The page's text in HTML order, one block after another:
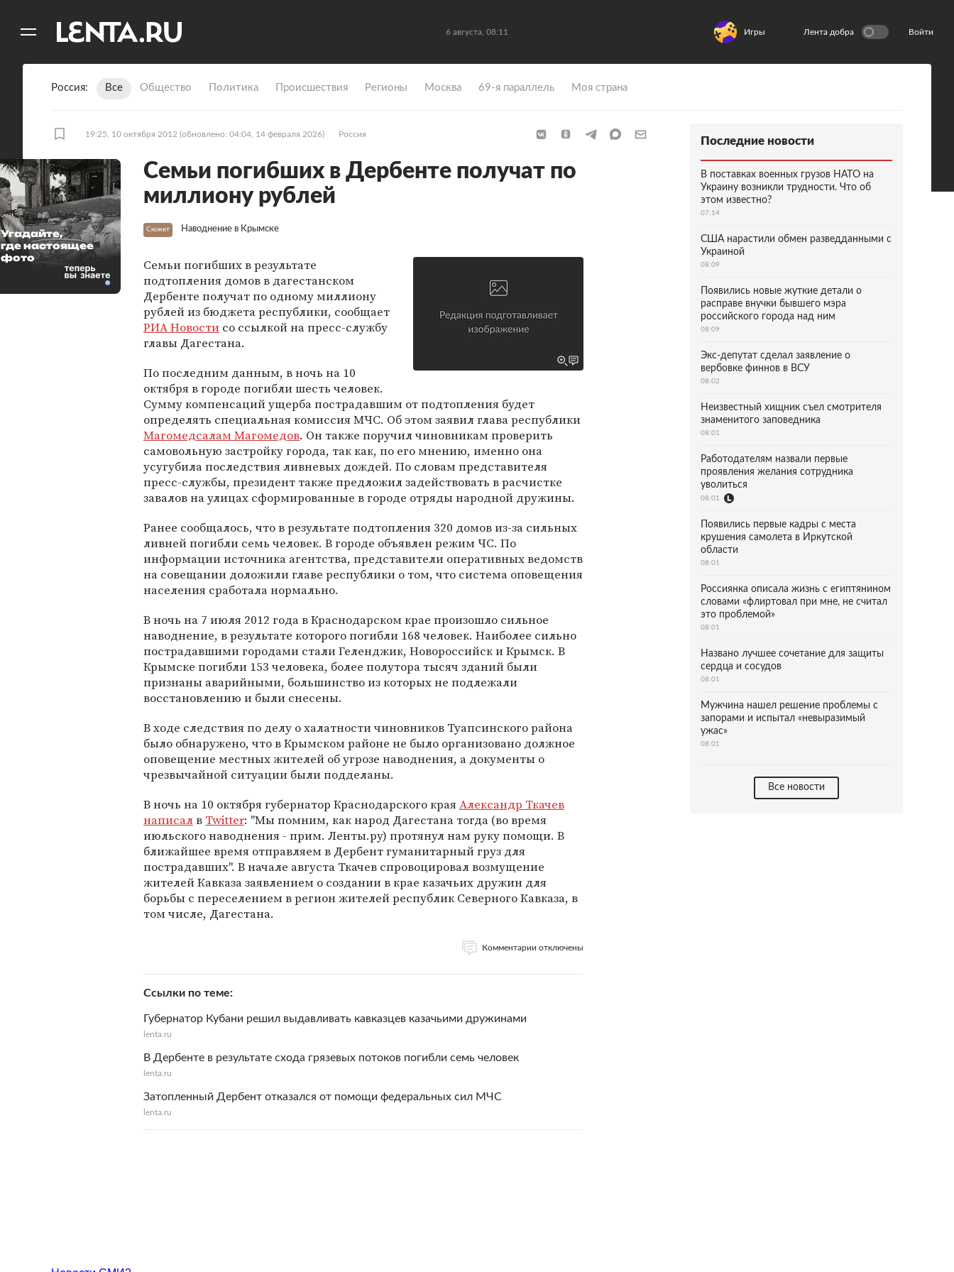
6 августа, 08:11 Игры Лента добра Войти
Россия Все Общество Политика Происшествия Регионы Москва 69-я параллель Моя страна
19:25, 10 октября 2012 (обновлено: 04:04, 14 февраля 2026) Россия
Семьи погибших в Дербенте получат по
миллиону рублей
Сюжет Наводнение в Крымске
Семьи погибших в результате
подтопления домов в дагестанском
Дербенте получат по одному миллиону
рублей из бюджета республики, сообщает
РИА Новости со ссылкой на пресс-службу
главы Дагестана.
По последним данным, в ночь на 10
октября в городе погибли шесть человек.
Сумму компенсаций ущерба пострадавшим от подтопления будет
определять специальная комиссия МЧС. Об этом заявил глава республики
Магомедсалам Магомедов. Он также поручил чиновникам проверить
самовольную застройку города, так как, по его мнению, именно она
усугубила последствия ливневых дождей. По словам представителя
пресс-службы, президент также предложил задействовать в расчистке
завалов на улицах сформированные в городе отряды народной дружины.
Ранее сообщалось, что в результате подтопления 320 домов из-за сильных
ливней погибли семь человек. В городе объявлен режим ЧС. По
информации источника агентства, представители оперативных ведомств
на совещании доложили главе республики о том, что система оповещения
населения сработала нормально.
В ночь на 7 июля 2012 года в Краснодарском крае произошло сильное
наводнение, в результате которого погибли 168 человек. Наиболее сильно
пострадавшими городами стали Геленджик, Новороссийск и Крымск. В
Крымске погибли 153 человека, более полутора тысяч зданий были
признаны аварийными, большинство из которых не подлежали
восстановлению и были снесены.
В ходе следствия по делу о халатности чиновников Туапсинского района
было обнаружено, что в Крымском районе не было организовано должное
оповещение местных жителей об угрозе наводнения, а документы о
чрезвычайной ситуации были подделаны.
В ночь на 10 октября губернатор Краснодарского краяАлександр Ткачев
написалв Twitter: "Мы помним, как народ Дагестана тогда (во время
июльского наводнения - прим. Ленты.ру) протянул нам руку помощи. В
ближайшее время отправляем в Дербент гуманитарный груз для
пострадавших". В начале августа Ткачев спровоцировал возмущение
жителей Кавказа заявлением о создании в крае казачьих дружин для
борьбы с переселением в регион жителей республик Северного Кавказа, в
том числе, Дагестана.
Комментарии отключены
Ссылки по теме
Губернатор Кубани решил выдавливать кавказцев казачьими дружинами
lenta.ru
В Дербенте в результате схода грязевых потоков погибли семь человек
lenta.ru
Затопленный Дербент отказался от помощи федеральных сил МЧС
lenta.ru
Угадайте,
где настоящее
фото
Последние новости
В поставках военных грузов НАТО на
Украину возникли трудности. Что об
этом известно?
07:14
США нарастили обмен разведданными с
Украиной
08:09
Появились новые жуткие детали о
расправе внучки бывшего мэра
российского города над ним
08:09
Экс-депутат сделал заявление о
вербовке финнов в ВСУ
08:02
Неизвестный хищник съел смотрителя
знаменитого заповедника
08:01
Работодателям назвали первые
проявления желания сотрудника
уволиться
08:01
Появились первые кадры с места
крушения самолета в Иркутской
области
08:01
Россиянка описала жизнь с египтянином
словами «флиртовал при мне, не считал
это проблемой»
08:01
Названо лучшее сочетание для защиты
сердца и сосудов
08:01
Мужчина нашел решение проблемы с
запорами и испытал «невыразимый
ужас»
08:01
Все новости